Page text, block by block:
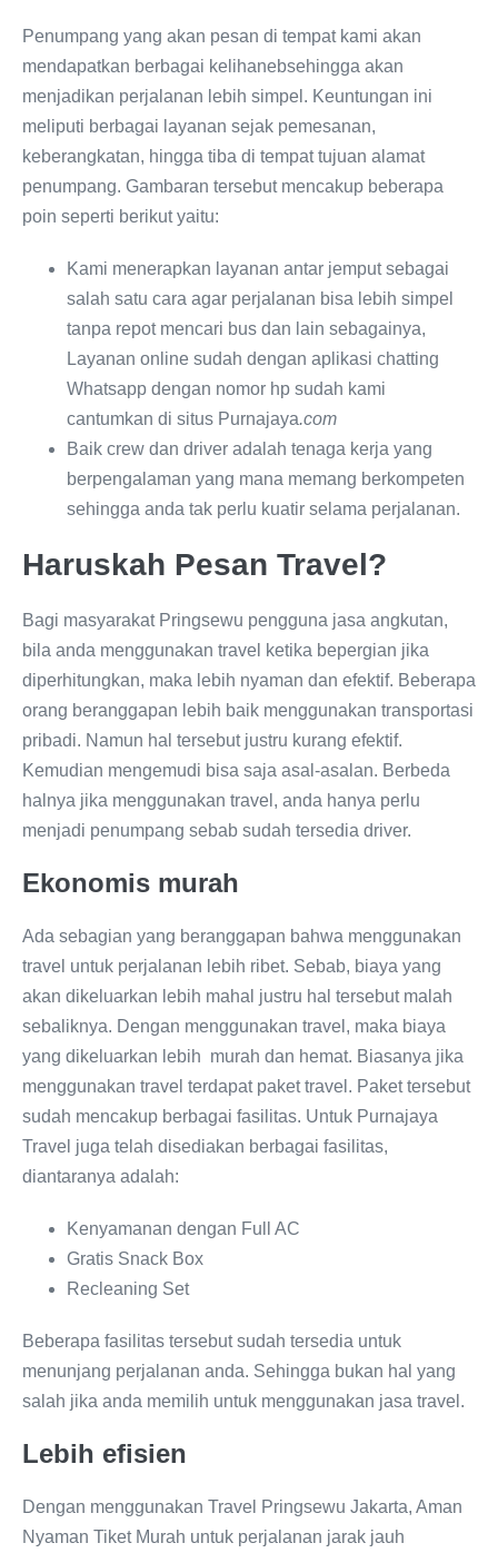
Penumpang yang akan pesan di tempat kami akan
mendapatkan berbagai kelihanebsehingga akan
menjadikan perjalanan lebih simpel. Keuntungan ini
meliputi berbagai layanan sejak pemesanan,
keberangkatan, hingga tiba di tempat tujuan alamat
penumpang. Gambaran tersebut mencakup beberapa
poin seperti berikut yaitu:
Kami menerapkan layanan antar jemput sebagai
salah satu cara agar perjalanan bisa lebih simpel
tanpa repot mencari bus dan lain sebagainya,
Layanan online sudah dengan aplikasi chatting
Whatsapp dengan nomor hp sudah kami
cantumkan di situs Purnajaya.com
Baik crew dan driver adalah tenaga kerja yang
berpengalaman yang mana memang berkompeten
sehingga anda tak perlu kuatir selama perjalanan.
Haruskah Pesan Travel?
Bagi masyarakat Pringsewu pengguna jasa angkutan,
bila anda menggunakan travel ketika bepergian jika
diperhitungkan, maka lebih nyaman dan efektif. Beberapa
orang beranggapan lebih baik menggunakan transportasi
pribadi. Namun hal tersebut justru kurang efektif.
Kemudian mengemudi bisa saja asal-asalan. Berbeda
halnya jika menggunakan travel, anda hanya perlu
menjadi penumpang sebab sudah tersedia driver.
Ekonomis murah
Ada sebagian yang beranggapan bahwa menggunakan
travel untuk perjalanan lebih ribet. Sebab, biaya yang
akan dikeluarkan lebih mahal justru hal tersebut malah
sebaliknya. Dengan menggunakan travel, maka biaya
yang dikeluarkan lebih murah dan hemat. Biasanya jika
menggunakan travel terdapat paket travel. Paket tersebut
sudah mencakup berbagai fasilitas. Untuk Purnajaya
Travel juga telah disediakan berbagai fasilitas,
diantaranya adalah:
Kenyamanan dengan Full AC
Gratis Snack Box
Recleaning Set
Beberapa fasilitas tersebut sudah tersedia untuk
menunjang perjalanan anda. Sehingga bukan hal yang
salah jika anda memilih untuk menggunakan jasa travel.
Lebih efisien
Dengan menggunakan Travel Pringsewu Jakarta, Aman
Nyaman Tiket Murah untuk perjalanan jarak jauh